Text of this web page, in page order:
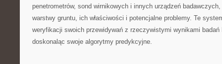
penetrometrów, sond wirnikowych i innych urządzeń
warstwy gruntu, ich właściwości i potencjalne problemy. Te
weryfikacji swoich przewidywań z rzeczywistymi wynikami badań
doskonaląc swoje algorytmy predykcyjne.